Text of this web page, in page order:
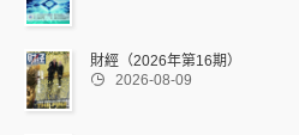
財經（2026年第16期）
 2026-08-09